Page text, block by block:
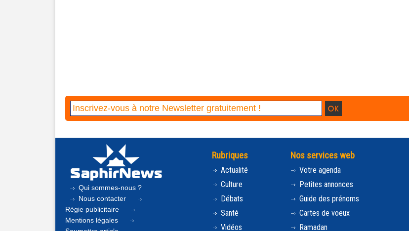
Qui sommes-nous ?
Nous contacter
Régie publicitaire
Mentions légales
Rubriques
Actualité
Culture
Débats
Santé
Vidéos
Nos services web
Votre agenda
Petites annonces
Guide des prénoms
Cartes de voeux
Ramadan